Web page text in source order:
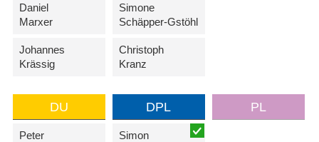
Daniel
Marxer
Johannes
Krässig
Simone
Schäpper-Gstöhl
Christoph
Kranz
DU
Peter
DPL
Simon
PL